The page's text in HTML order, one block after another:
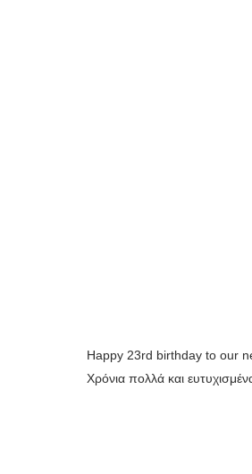
Happy 23rd birthday to our
Χρόνια πολλά και